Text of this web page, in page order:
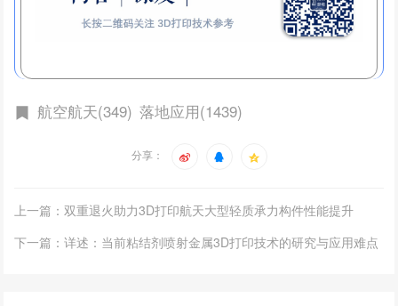
航空航天(349) 落地应用(1439)
分享：
上一篇：双重退火助力3D打印航天大型轻质承力构件性能提升
下一篇：详述：当前粘结剂喷射金属3D打印技术的研究与应用难点